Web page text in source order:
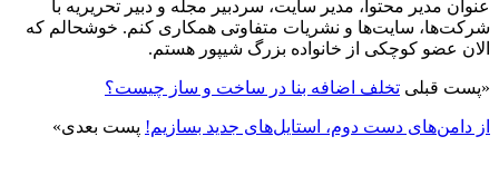
عنوان مدیر محتوا، مدیر سایت، سردبیر مجله و دبیر تحریریه با
شرکت‌ها، سایت‌ها و نشریات متفاوتی همکاری کنم. خوشحالم که
الان عضو کوچکی از خانواده بزرگ شیپور هستم.
«پست قبلی تخلف اضافه بنا در ساخت و ساز چیست؟
از دامن‌های دست دوم، استایل‌های جدید بسازیم! پست بعدی»